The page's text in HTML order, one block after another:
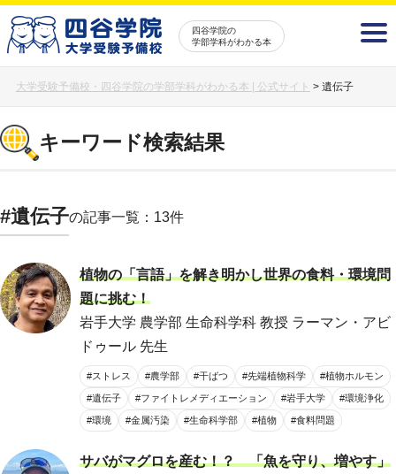
四谷学院の
学部学科がわかる本
大学受験予備校・四谷学院の学部学科がわかる本 | 公式サイト > 遺伝子
キーワード検索結果
#遺伝子の記事一覧：13件
植物の「言語」を解き明かし世界の食料・環境問
題に挑む！
岩手大学 農学部 生命科学科 教授 ラーマン・アビ
ドゥール 先生
#ストレス #農学部 #干ばつ #先端植物科学 #植物ホルモン
#遺伝子 #ファイトレメディエーション #岩手大学 #環境浄化
#環境 #金属汚染 #生命科学部 #植物 #食料問題
サバがマグロを産む！？ 「魚を守り、増やす」